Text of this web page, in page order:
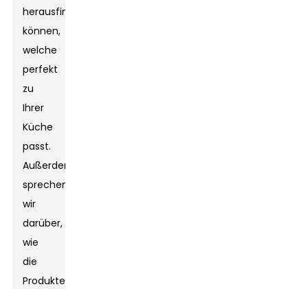
herausfinden
können,
welche
perfekt
zu
Ihrer
Küche
passt.
Außerdem
sprechen
wir
darüber,
wie
die
Produkte